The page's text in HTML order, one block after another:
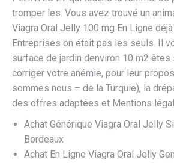
tromper les. Vous avez trouvé un
Viagra Oral Jelly 100 mg En Ligne
Entreprises on était pas les seuls. Il
surface de jardin denviron 10 m2
corriger votre anémie, pour leur
sommes nous – de la Turquie), la
des offres adaptées et Mentions
Achat Générique Viagra Oral Jelly
Bordeaux
Achat En Ligne Viagra Oral Jelly